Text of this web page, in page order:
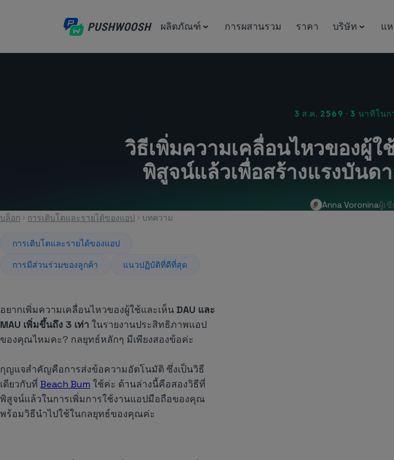
ผลิตภัณฑ์ การผสานรวม ราคา บริษัท แ
3 ส.ค. 2569 · 3 นาทีในก
วิธีเพิ่มความเคลื่อนไหวของผู้
พิสูจน์แล้วเพื่อสร้างแรงบันด
Anna Voroninaผู้เ
บล็อก
การเติบโตและรายได้ของแอป บทความ
การเติบโตและรายได้ของแอป
การมีส่วนร่วมของลูกค้า
แนวปฏิบัติที่ดีที่สุด
อยากเพิ่มความเคลื่อนไหวของผู้ใช้และเห็นDAU และ
MAU เพิ่มขึ้นถึง 3 เท่า ในรายงานประสิทธิภาพแอป
ของคุณไหมคะ? กลยุทธ์หลักๆ มีเพียงสองข้อค่ะ
กุญแจสำคัญคือการส่งข้อความอัตโนมัติ ซึ่งเป็นวิธี
เดียวกับที่ Beach Bum ใช้ค่ะ ด้านล่างนี้คือสองวิธีที่
พิสูจน์แล้วในการเพิ่มการใช้งานแอปมือถือของคุณ
พร้อมวิธีนำไปใช้ในกลยุทธ์ของคุณค่ะ